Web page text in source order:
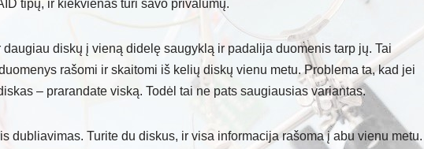
tipų, ir kiekvienas turi savo privalumų.
daugiau diskų į vieną didelę saugyklą ir padalija duomenis tarp jų. Tai
rašomi ir skaitomi iš kelių diskų vienu metu. Problema ta, kad jei
– prarandate viską. Todėl tai ne pats saugiausias variantas.
dubliavimas. Turite du diskus, ir visa informacija rašoma į abu vienu metu.